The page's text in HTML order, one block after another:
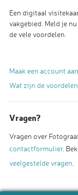
Een digitaal
vakgebied. Meld je
de vele voordelen.
Maak een account
Wat zijn de
Vragen?
Vragen over
contactformulier.
veelgestelde vragen